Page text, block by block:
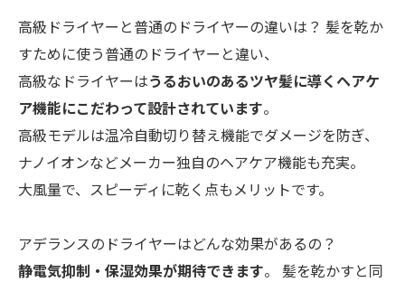
高級ドライヤーと普通のドライヤーの違いは？ 髪を乾か
すために使う普通のドライヤーと違い、
高級なドライヤーはうるおいのあるツヤ髪に導くヘアケ
ア機能にこだわって設計されています。
高級モデルは温冷自動切り替え機能でダメージを防ぎ、
ナノイオンなどメーカー独自のヘアケア機能も充実。
大風量で、スピーディに乾く点もメリットです。
アデランスのドライヤーはどんな効果があるの？
静電気抑制・保湿効果が期待できます。 髪を乾かすと同